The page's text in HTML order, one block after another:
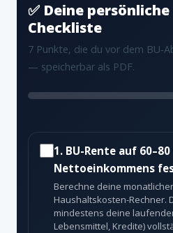
✅ Deine
Checkliste
7 Punkte, die du vor dem BU-
— speicherbar als PDF.
1. BU-Rente auf
Nettoeinkommens
Berechne deine
Haushaltskosten-Rechner.
mindestens deine
Lebensmittel, Kredite)